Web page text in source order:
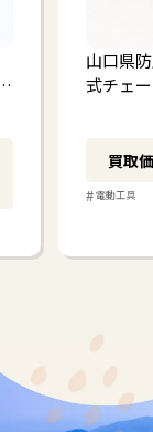
山口県
式チェ
買取
#電動工具